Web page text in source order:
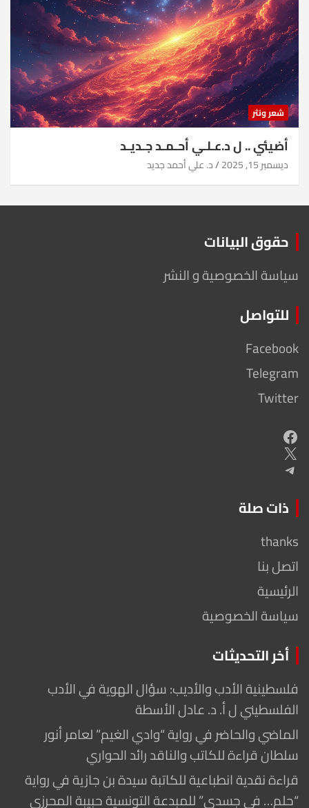
شعر ونثر
أضيئي .. ل د.عـلـي أحـمـد جـديـد
ديسمبر 15, 2025 د. علي أحمد جديد
حقوق البيانات
سياسة الخصوصية و النشر
للتواصل
Facebook
Telegram
Twitter
Facebook
X
Telegram
ذات صلة
thanks
اتصل بنا
الرئيسية
سياسة الخصوصية
أخر التحديثات
فلسطينية الأدب والأديب: سؤال الهوية في الأدب
الفلسطيني ل أ. د. عادل الأسطة
الماضي والحاضر في رواية “وادي الغيم” لعامر أنور
سلطان قراءة للكاتب والناقد رائد الحواري
قراءة نقدية انطباعية للكاتبة سيدة بن جازية في رواية
“حلم… في جسدي” للمبدعة التونسية حبيبة المحرزي